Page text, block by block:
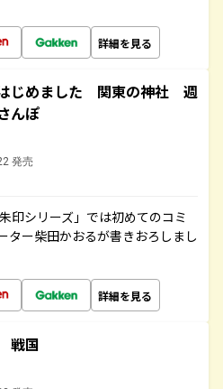
詳細を見る
じめました 関東の神社 週
んぽ
発売
印シリーズ」では初めてのコミ
ター柴田かおるが書きおろしまし
詳細を見る
戦国